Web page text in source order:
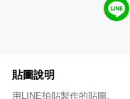
貼圖說明
用LINE拍貼製作的貼圖。